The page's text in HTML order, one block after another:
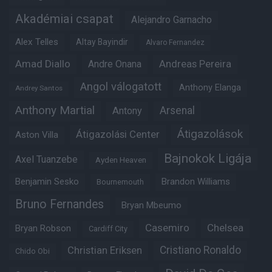
Akadémiai csapat Alejandro Garnacho
Alex Telles Altay Bayindir Alvaro Fernandez
Amad Diallo Andre Onana Andreas Pereira
Andrey Santos Angol válogatott Anthony Elanga
Anthony Martial Antony Arsenal
Aston Villa Átigazolási Center Átigazolások
Axel Tuanzebe Ayden Heaven Bajnokok Ligája
Benjamin Sesko Bournemouth Brandon Williams
Bruno Fernandes Bryan Mbeumo
Bryan Robson Cardiff City Casemiro Chelsea
Chido Obi Christian Eriksen Cristiano Ronaldo